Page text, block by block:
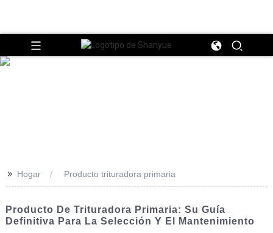
>> Hogar Producto trituradora primaria
Producto De Trituradora Primaria: Su Guía
Definitiva Para La Selección Y El Mantenimiento